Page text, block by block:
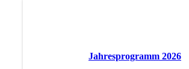
Jahresprogramm 2026